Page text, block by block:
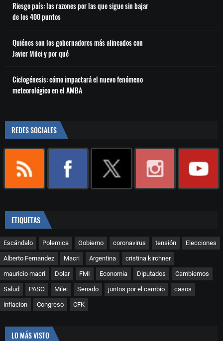
Riesgo país: las razones por las que sigue sin bajar
de los 400 puntos
Quiénes son los gobernadores más alineados con
Javier Milei y por qué
Ciclogénesis: cómo impactará el nuevo fenómeno
meteorológico en el AMBA
REDES SOCIALES
ETIQUETAS
Escándalo Polemica Gobierno coronavirus tensión Elecciones
Alberto Fernandez Macri Argentina cristina kirchner
mauricio macri Dolar FMI Economia Diputados Cambiemos
Salud PASO Milei Senado juntos por el cambio casos
inflacion Congreso CFK
LO MÁS VISTO